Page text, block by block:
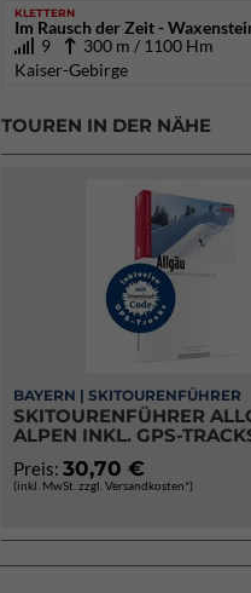
KLETTERN
Im Rausch der Zeit -
9
300 m / 1100 Hm
Kaiser-Gebirge
TOUREN IN DER NÄHE
BAYERN | SKITOURENFÜHRER
SKITOURENFÜHRER
ALPEN INKL. GPS-
Preis: 30,70 €
(inkl. MwSt. zzgl. Versandkosten*)